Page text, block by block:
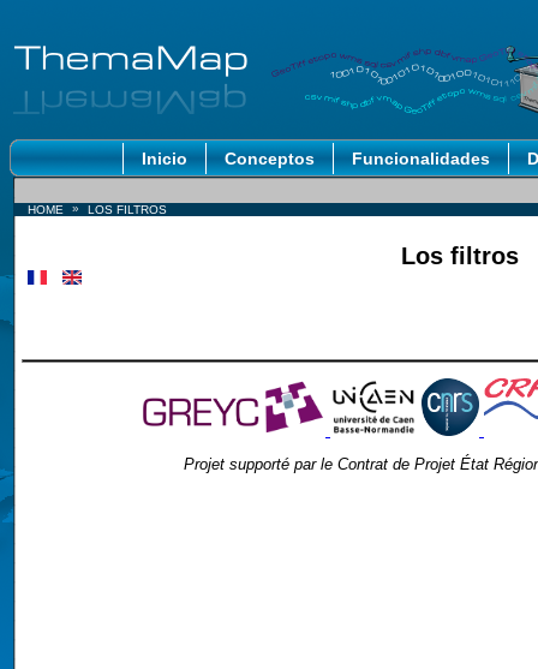
Inicio Conceptos Funcionalidades
HOME » LOS FILTROS
Los filtros
Projet supporté par le Contrat de Projet État